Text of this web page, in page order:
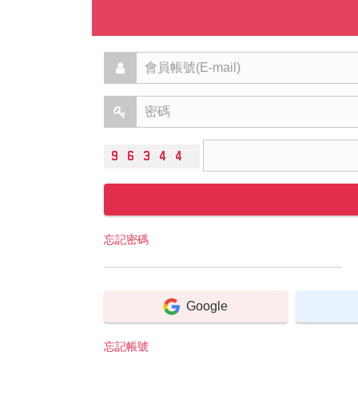
忘記密碼
Google
忘記帳號